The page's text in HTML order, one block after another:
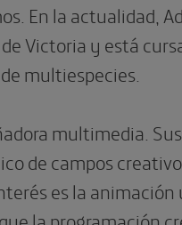
En la actualidad,
Victoria y está
multiespecies.
multimedia.
de campos
es la animación